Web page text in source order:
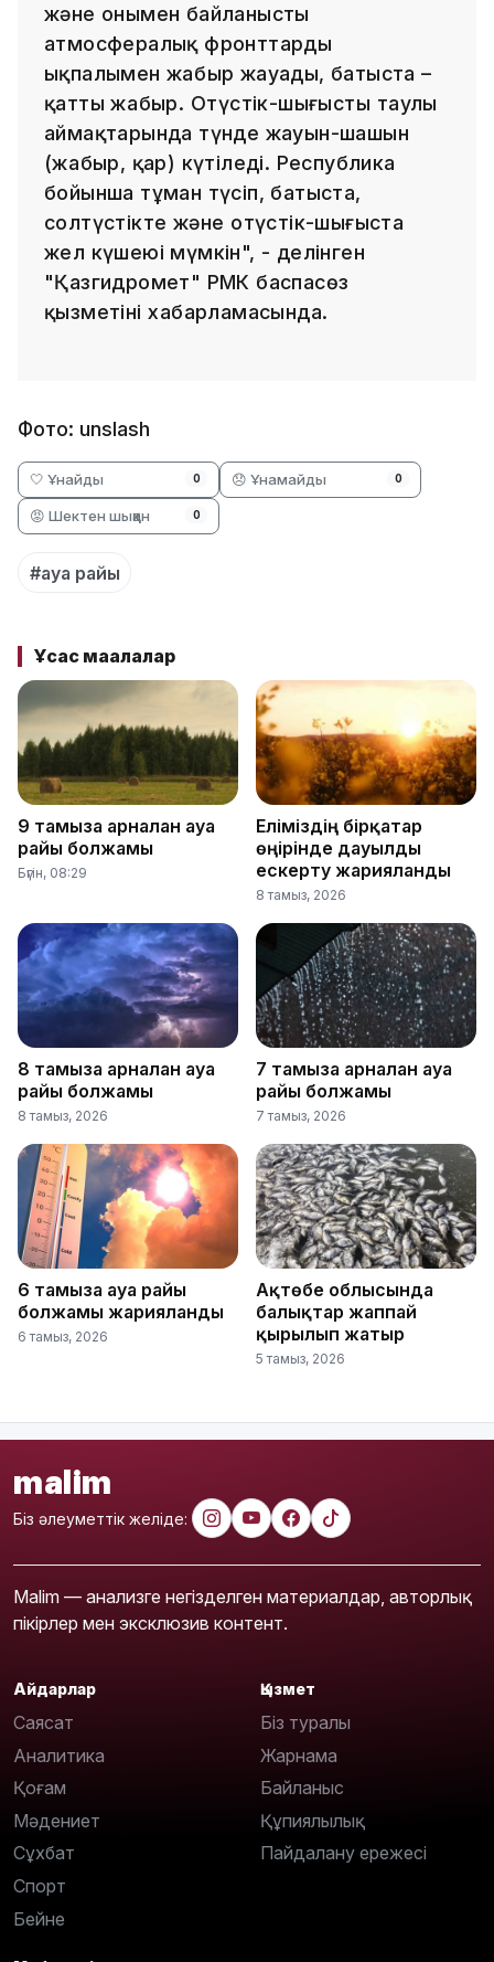
және онымен байланысты
атмосфералық фронттардың
ықпалымен жаңбыр жауады, батыста –
қатты жаңбыр. Оңтүстік-шығыстың таулы
аймақтарында түнде жауын-шашын
(жаңбыр, қар) күтіледі. Республика
бойынша тұман түсіп, батыста,
солтүстікте және оңтүстік-шығыста
жел күшеюі мүмкін", - делінген
"Қазгидромет" РМК баспасөз
қызметінің хабарламасында.
Фото: unslash
🤍 Ұнайды 0 😞 Ұнамайды 0
😡 Шектен шыққан 0
#ауа райы
Ұқсас мақалалар
9 тамызға арналған ауа
райы болжамы
Бүгін, 08:29
Еліміздің бірқатар
өңірінде дауылды
ескерту жарияланды
8 тамыз, 2026
8 тамызға арналған ауа
райы болжамы
8 тамыз, 2026
7 тамызға арналған ауа
райы болжамы
7 тамыз, 2026
6 тамызға ауа райы
болжамы жарияланды
6 тамыз, 2026
Ақтөбе облысында
балықтар жаппай
қырылып жатыр
5 тамыз, 2026
malim
Біз әлеуметтік желіде:
Malim — анализге негізделген материалдар, авторлық
пікірлер мен эксклюзив контент.
Айдарлар
Саясат
Аналитика
Қоғам
Мәдениет
Сұхбат
Спорт
Бейне
Қызмет
Біз туралы
Жарнама
Байланыс
Құпиялылық
Пайдалану ережесі